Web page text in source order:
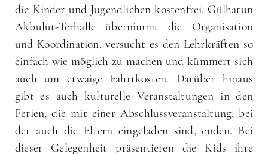
die Kinder und Jugendlichen kostenfrei. Gülhatun
Akbulut-Terhalle übernimmt die Organisation
und Koordination, versucht es den Lehrkräften so
einfach wie möglich zu machen und kümmert sich
auch um etwaige Fahrtkosten. Darüber hinaus
gibt es auch kulturelle Veranstaltungen in den
Ferien, die mit einer Abschlussveranstaltung, bei
der auch die Eltern eingeladen sind, enden. Bei
dieser Gelegenheit präsentieren die Kids ihre